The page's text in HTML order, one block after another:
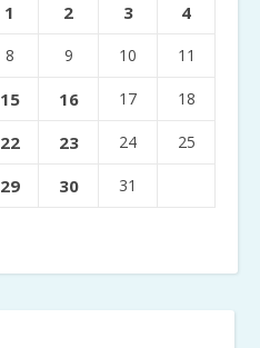
1 2 3
4
8 9 10 11
15 16 17 18
22 23 24 25
29 30 31